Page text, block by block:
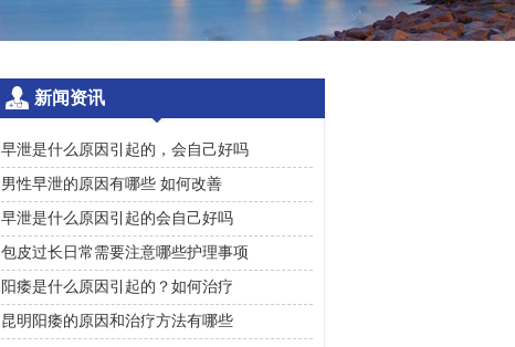
新闻资讯
早泄是什么原因引起的，会自己好吗
男性早泄的原因有哪些 如何改善
早泄是什么原因引起的会自己好吗
包皮过长日常需要注意哪些护理事项
阳痿是什么原因引起的？如何治疗
昆明阳痿的原因和治疗方法有哪些